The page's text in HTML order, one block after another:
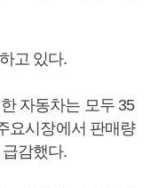
고 있다.
자동차는 모두 35
요시장에서 판매량
감했다.